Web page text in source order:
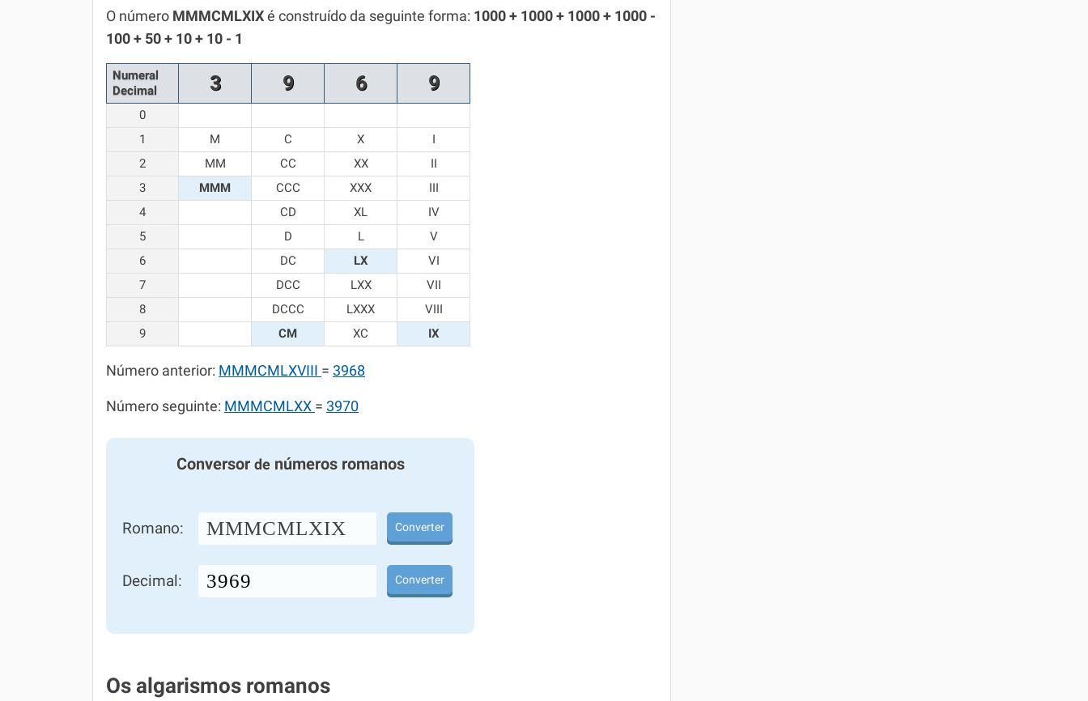
Química
Todos os Exercícios
O número MMMCMLXIX é construído da seguinte forma: 1000 + 1000 + 1000 + 1000 -
100 + 50 + 10 + 10 - 1
Numeral
Decimal
3 9 6 9
0
1
M C X
I
2
MM CC XX
II
3
MMM CCC XXX
III
4
CD XL
IV
5
D L
V
6
DC LX
VI
7
DCC LXX
VII
8
DCCC LXXX
VIII
9
CM XC IX
Número anterior: MMMCMLXVIII = 3968
Número seguinte: MMMCMLXX = 3970
Conversor denúmeros romanos
Romano: MMMCMLXIX Converter
Decimal: Converter
Os algarismos romanos